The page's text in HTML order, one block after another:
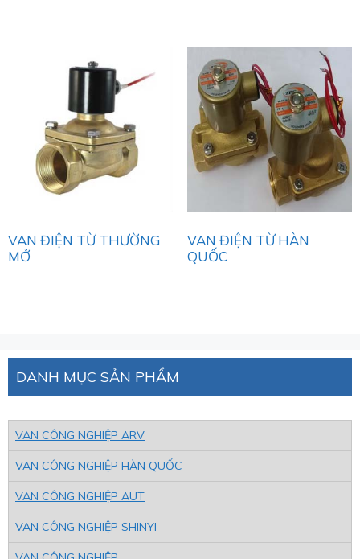
VAN ĐIỆN TỪ THƯỜNG
MỞ
VAN ĐIỆN TỪ HÀN
QUỐC
DANH MỤC SẢN PHẨM
VAN CÔNG NGHIỆP ARV
VAN CÔNG NGHIỆP HÀN QUỐC
VAN CÔNG NGHIỆP AUT
VAN CÔNG NGHIỆP SHINYI